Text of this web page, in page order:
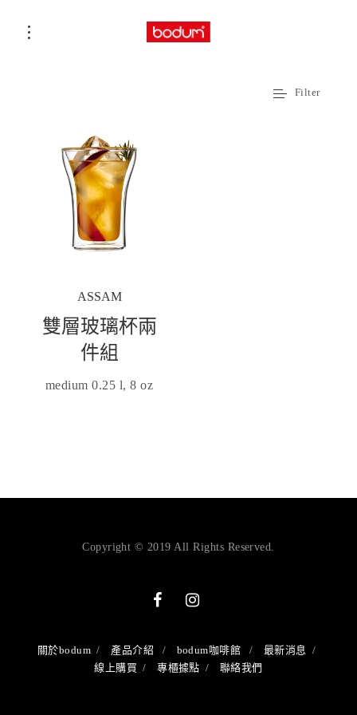
Filter
ASSAM
雙層玻璃杯兩
件組
medium 0.25 l, 8 oz
Copyright © 2019 All Rights Reserved.
關於bodum 產品介紹 bodum咖啡館
最新消息
線上購買
專櫃據點 聯絡我們